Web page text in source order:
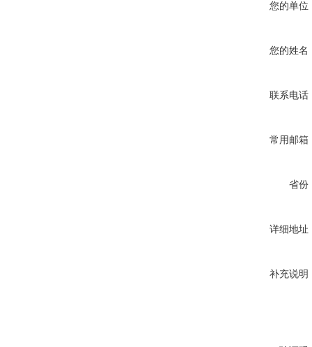
您的单位
您的姓名
联系电话
常用邮箱
省份
详细地址
补充说明